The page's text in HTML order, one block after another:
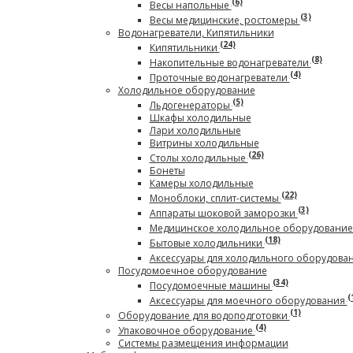
Весы напольные
Весы медицинские, ростомеры(3)
Водонагреватели, Кипятильники
Кипятильники(24)
Накопительные водонагреватели(8)
Проточные водонагреватели(4)
Холодильное оборудование
Льдогенераторы(5)
Шкафы холодильные
Лари холодильные
Витрины холодильные
Столы холодильные(26)
Бонеты
Камеры холодильные
Моноблоки, сплит-системы(22)
Аппараты шоковой заморозки(3)
Медицинское холодильное
Бытовые холодильники(18)
Аксессуары для холодильного
Посудомоечное оборудование
Посудомоечные машины(34)
Аксессуары для моечного оборудования
Оборудование для водоподготовки(1)
Упаковочное оборудование(4)
Системы размещения информации